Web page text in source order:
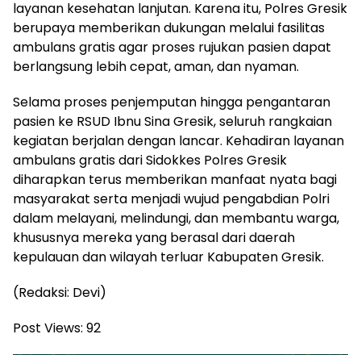
layanan kesehatan lanjutan. Karena itu, Polres Gresik
berupaya memberikan dukungan melalui fasilitas
ambulans gratis agar proses rujukan pasien dapat
berlangsung lebih cepat, aman, dan nyaman.
Selama proses penjemputan hingga pengantaran
pasien ke RSUD Ibnu Sina Gresik, seluruh rangkaian
kegiatan berjalan dengan lancar. Kehadiran layanan
ambulans gratis dari Sidokkes Polres Gresik
diharapkan terus memberikan manfaat nyata bagi
masyarakat serta menjadi wujud pengabdian Polri
dalam melayani, melindungi, dan membantu warga,
khususnya mereka yang berasal dari daerah
kepulauan dan wilayah terluar Kabupaten Gresik.
(Redaksi: Devi)
Post Views: 92